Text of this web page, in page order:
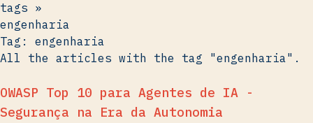
tags »
engenharia
Tag: engenharia
All the articles with the tag "engenharia".
OWASP Top 10 para Agentes de IA -
Segurança na Era da Autonomia